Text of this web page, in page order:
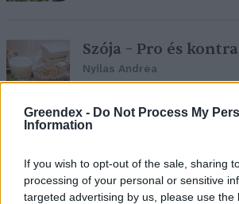
Greendex - Do Not Process My
Information
If you wish to opt-out of the sale, sharing
processing of your personal or sensitive
targeted advertising by us, please use the
Szója – Pro és kontra
Nyilas Andrea
mellett
Greendex Szemle